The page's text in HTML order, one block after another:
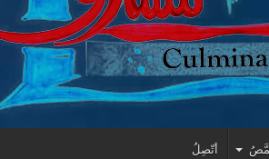
أتّصِلُ